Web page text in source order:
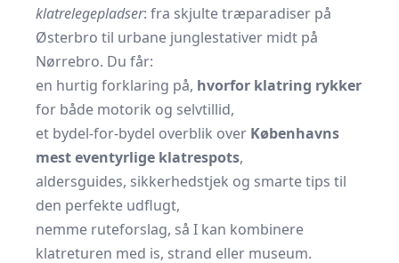
klatrelegepladser: fra skjulte træparadiser på
Østerbro til urbane junglestativer midt på
Nørrebro. Du får:
en hurtig forklaring på, hvorfor klatring rykker
for både motorik og selvtillid,
et bydel-for-bydel overblik over Københavns
mest eventyrlige klatrespots,
aldersguides, sikkerhedstjek og smarte tips til
den perfekte udflugt,
nemme ruteforslag, så I kan kombinere
klatreturen med is, strand eller museum.